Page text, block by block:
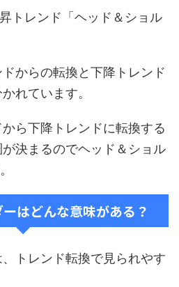
トレンド「ヘッド＆ショル
からの転換と下降トレンド
れています。
ら下降トレンドに転換する
決まるのでヘッド＆ショル
はどんな意味がある？
トレンド転換で見られやす